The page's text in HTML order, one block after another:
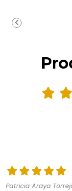
Patricia Araya